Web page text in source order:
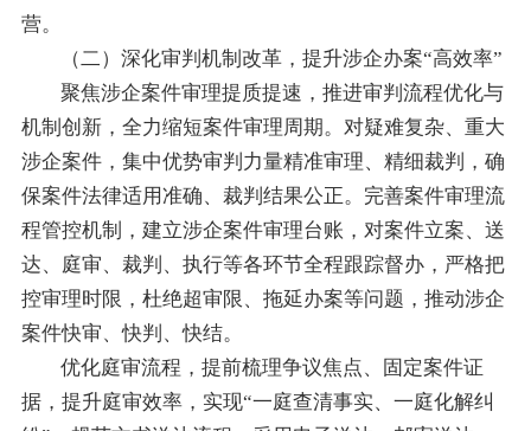
营。
（二）深化审判机制改革，提升涉企办案“高效率”
聚焦涉企案件审理提质提速，推进审判流程优化与
机制创新，全力缩短案件审理周期。对疑难复杂、重大
涉企案件，集中优势审判力量精准审理、精细裁判，确
保案件法律适用准确、裁判结果公正。完善案件审理流
程管控机制，建立涉企案件审理台账，对案件立案、送
达、庭审、裁判、执行等各环节全程跟踪督办，严格把
控审理时限，杜绝超审限、拖延办案等问题，推动涉企
案件快审、快判、快结。
优化庭审流程，提前梳理争议焦点、固定案件证
据，提升庭审效率，实现“一庭查清事实、一庭化解纠